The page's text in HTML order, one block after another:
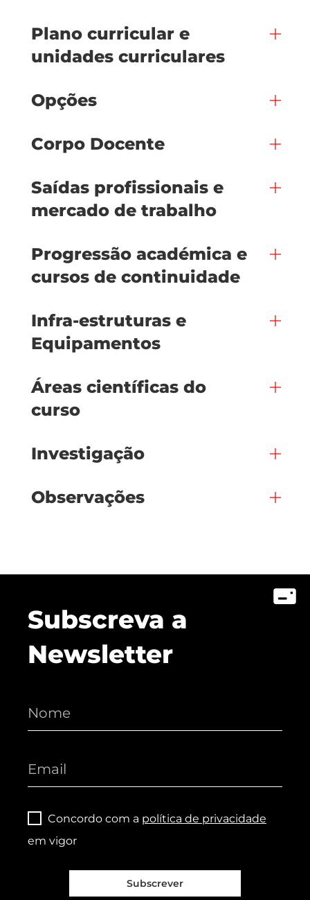
Plano curricular e
unidades curriculares
Opções
Corpo Docente
Saídas profissionais e
mercado de trabalho
Progressão académica e
cursos de continuidade
Infra-estruturas e
Equipamentos
Áreas científicas do
curso
Investigação
Observações
Subscreva a
Newsletter
Concordo com a política de privacidade
em vigor
Subscrever